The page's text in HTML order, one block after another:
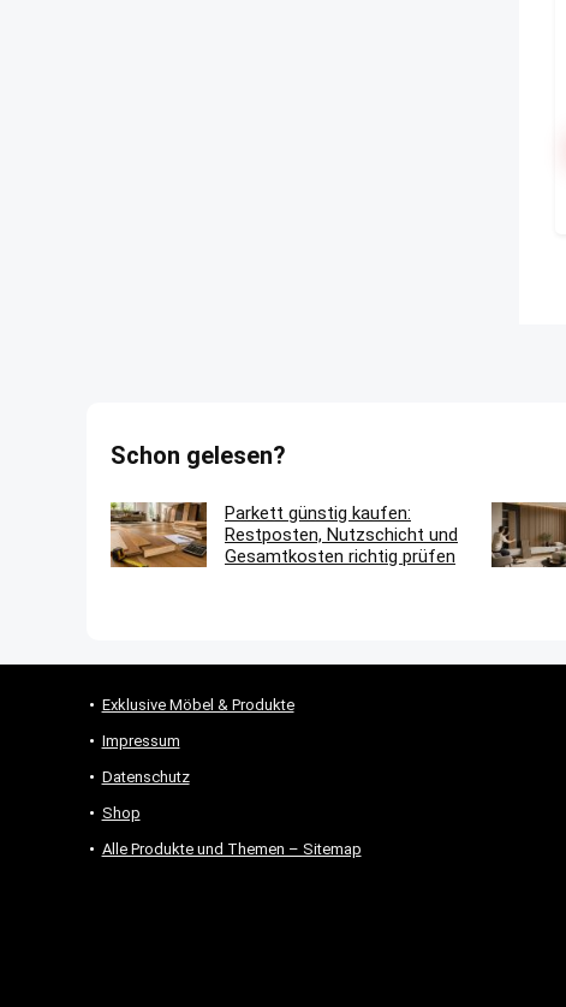
Schon gelesen?
Parkett günstig kaufen:
Restposten, Nutzschicht und
Gesamtkosten richtig prüfen
Exklusive Möbel & Produkte
Impressum
Datenschutz
Shop
Alle Produkte und Themen – Sitemap